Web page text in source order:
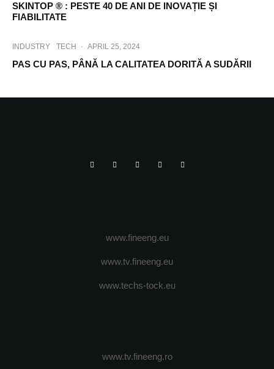
SKINTOP ® : PESTE 40 DE ANI DE INOVAȚIE ȘI
FIABILITATE
INDUSTRY TECH · APRIL 25, 2024
PAS CU PAS, PÂNĂ LA CALITATEA DORITĂ A SUDĂRII
www.fineeng.eu
www.tv.fineeng.eu
www.techs-tock.eu
www.tv.fineeng.ro